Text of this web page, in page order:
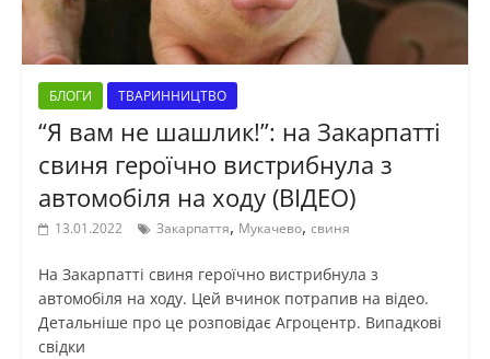
БЛОГИ ТВАРИННИЦТВО
“Я вам не шашлик!”: на Закарпатті
свиня героїчно вистрибнула з
автомобіля на ходу (ВІДЕО)
13.01.2022 Закарпаття, Мукачево, свиня
На Закарпатті свиня героїчно вистрибнула з
автомобіля на ходу. Цей вчинок потрапив на відео.
Детальніше про це розповідає Агроцентр. Випадкові
свідки